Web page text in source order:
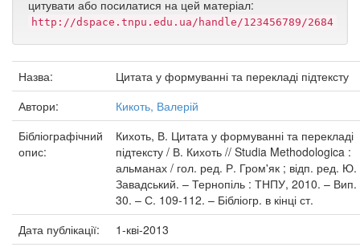
цитувати або посилатися на цей матеріал:
http://dspace.tnpu.edu.ua/handle/123456789/2684
Назва:
Цитата у формуванні та перекладі підтексту
Автори:
Кикоть, Валерій
Бібліографічний
опис:
Кихоть, В. Цитата у формуванні та перекладі
підтексту / В. Кихоть // Studia Methodologica :
альманах / гол. ред. Р. Гром'як ; відп. ред. Ю.
Завадський. – Тернопіль : ТНПУ, 2010. – Вип.
30. – С. 109-112. – Бібліогр. в кінці ст.
Дата публікації:
1-кві-2013